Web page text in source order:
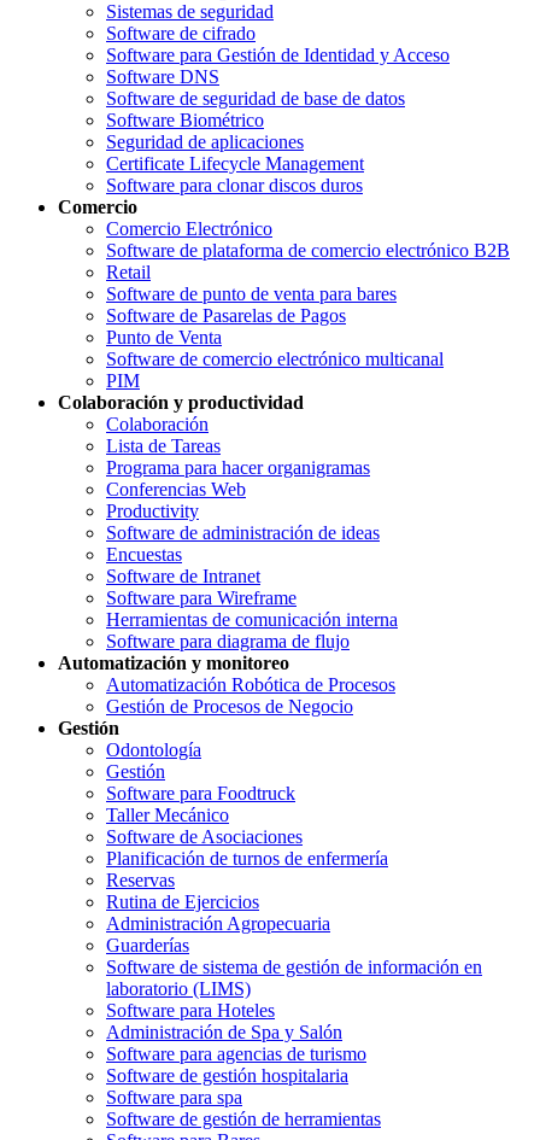
Sistemas de seguridad
Software de cifrado
Software para Gestión de Identidad y Acceso
Software DNS
Software de seguridad de base de datos
Software Biométrico
Seguridad de aplicaciones
Certificate Lifecycle Management
Software para clonar discos duros
Comercio
Comercio Electrónico
Software de plataforma de comercio electrónico B2B
Retail
Software de punto de venta para bares
Software de Pasarelas de Pagos
Punto de Venta
Software de comercio electrónico multicanal
PIM
Colaboración y productividad
Colaboración
Lista de Tareas
Programa para hacer organigramas
Conferencias Web
Productivity
Software de administración de ideas
Encuestas
Software de Intranet
Software para Wireframe
Herramientas de comunicación interna
Software para diagrama de flujo
Automatización y monitoreo
Automatización Robótica de Procesos
Gestión de Procesos de Negocio
Gestión
Odontología
Gestión
Software para Foodtruck
Taller Mecánico
Software de Asociaciones
Planificación de turnos de enfermería
Reservas
Rutina de Ejercicios
Administración Agropecuaria
Guarderías
Software de sistema de gestión de información en
laboratorio (LIMS)
Software para Hoteles
Administración de Spa y Salón
Software para agencias de turismo
Software de gestión hospitalaria
Software para spa
Software de gestión de herramientas